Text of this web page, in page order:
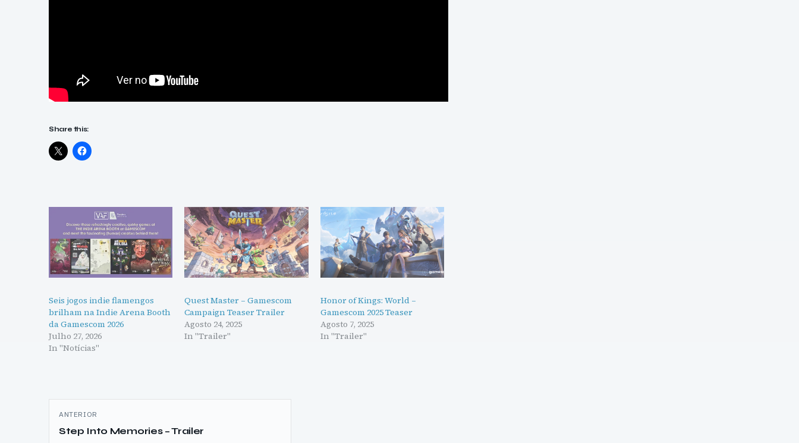
Share this:
Seis jogos indie flamengos
brilham na Indie Arena Booth
da Gamescom 2026
Julho 27, 2026
In "Notícias"
Quest Master – Gamescom
Campaign Teaser Trailer
Agosto 24, 2025
In "Trailer"
Honor of Kings: World –
Gamescom 2025 Teaser
Agosto 7, 2025
In "Trailer"
Navegação
de
ANTERIOR
Step Into Memories – Trailer